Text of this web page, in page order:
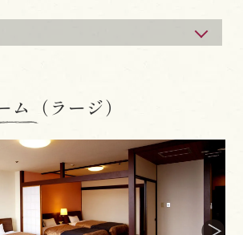
プ＞
名 36～40m²の広々とした客室です
側＞
む街側】
名 30～36m²の広々とした客室です
ム（ラージ）